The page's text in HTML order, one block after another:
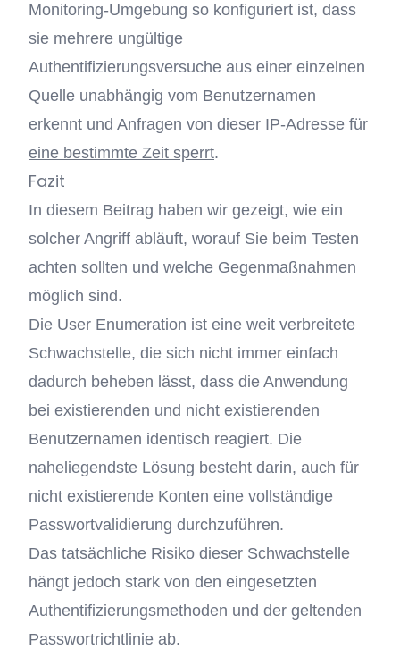
Monitoring-Umgebung so konfiguriert ist, dass
sie mehrere ungültige
Authentifizierungsversuche aus einer einzelnen
Quelle unabhängig vom Benutzernamen
erkennt und Anfragen von dieser IP-Adresse für
eine bestimmte Zeit sperrt.
Fazit
In diesem Beitrag haben wir gezeigt, wie ein
solcher Angriff abläuft, worauf Sie beim Testen
achten sollten und welche Gegenmaßnahmen
möglich sind.
Die User Enumeration ist eine weit verbreitete
Schwachstelle, die sich nicht immer einfach
dadurch beheben lässt, dass die Anwendung
bei existierenden und nicht existierenden
Benutzernamen identisch reagiert. Die
naheliegendste Lösung besteht darin, auch für
nicht existierende Konten eine vollständige
Passwortvalidierung durchzuführen.
Das tatsächliche Risiko dieser Schwachstelle
hängt jedoch stark von den eingesetzten
Authentifizierungsmethoden und der geltenden
Passwortrichtlinie ab.